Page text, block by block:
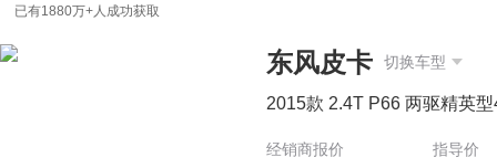
已有1880万+人成功获取
东风皮卡 切换车型
2015款 2.4T P66 两驱精英
经销商报价 指导价